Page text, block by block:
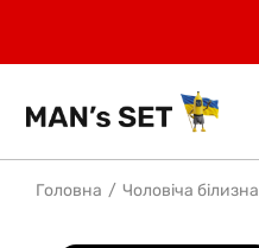
Головна Чоловіча білизна